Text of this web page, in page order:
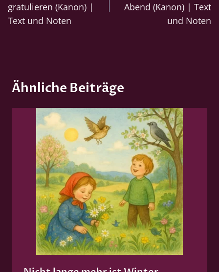
gratulieren (Kanon) |
Text und Noten
Abend (Kanon) | Text
und Noten
Ähnliche Beiträge